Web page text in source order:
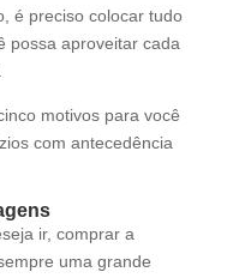
é preciso colocar tudo
possa aproveitar cada
motivos para você
com antecedência
ir, comprar a
uma grande